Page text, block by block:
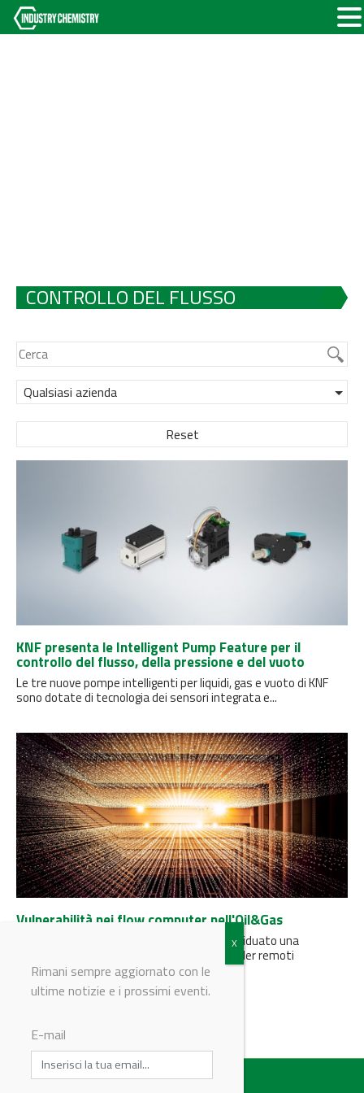
CONTROLLO DEL FLUSSO
Qualsiasi azienda
Reset
KNF presenta le Intelligent Pump Feature per il
controllo del flusso, della pressione e del vuoto
Le tre nuove pompe intelligenti per liquidi, gas e vuoto di KNF
sono dotate di tecnologia dei sensori integrata e...
Vulnerabilità nei flow computer nell'Oil&Gas
I ricercatori di Team82 di Claroty hanno individuato una
vulnerabilità nei flow computer e nei controller remoti
TotalFlow di ABB...
Rimani sempre aggiornato con le
ultime notizie e i prossimi eventi.
E-mail